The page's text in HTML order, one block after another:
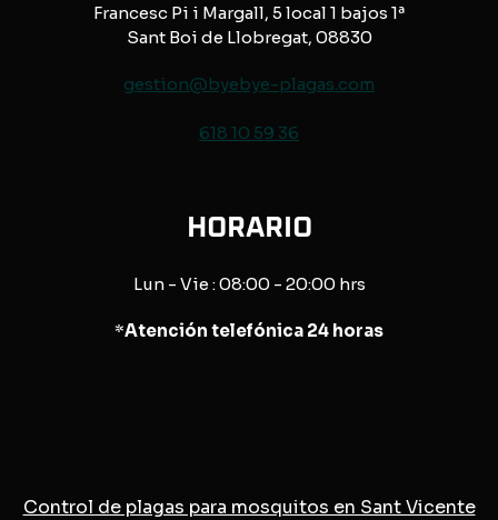
Francesc Pi i Margall, 5 local 1 bajos 1ª
Sant Boi de Llobregat, 08830
gestion@byebye-plagas.com
618 10 59 36
HORARIO
Lun - Vie : 08:00 - 20:00 hrs
*Atención telefónica 24 horas
Control de plagas para mosquitos en Sant Vicente